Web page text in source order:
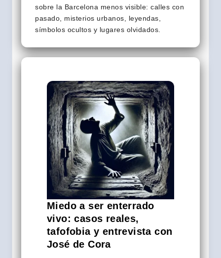
sobre la Barcelona menos visible: calles con
pasado, misterios urbanos, leyendas,
símbolos ocultos y lugares olvidados.
Miedo a ser enterrado
vivo: casos reales,
tafofobia y entrevista con
José de Cora